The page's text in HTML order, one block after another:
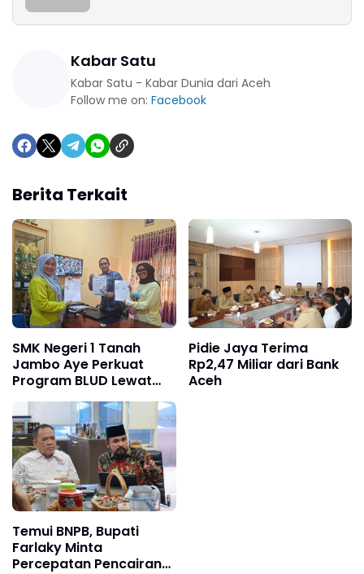
Kabar Satu
Kabar Satu - Kabar Dunia dari Aceh
Follow me on: Facebook
Berita Terkait
SMK Negeri 1 Tanah
Jambo Aye Perkuat
Program BLUD Lewat
Sinergi Antarsekolah
Pidie Jaya Terima
Rp2,47 Miliar dari Bank
Aceh
Temui BNPB, Bupati
Farlaky Minta
Percepatan Pencairan